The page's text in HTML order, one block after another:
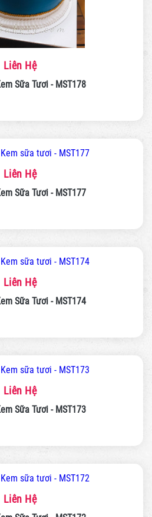
Liên Hệ
Sữa Tươi - MST178
Liên Hệ
Sữa Tươi - MST177
Liên Hệ
Sữa Tươi - MST174
Liên Hệ
Sữa Tươi - MST173
Liên Hệ